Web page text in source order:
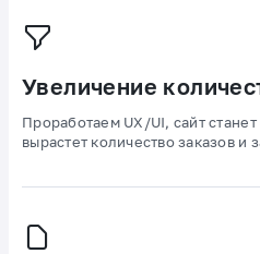
Увеличение
Проработаем UX/UI, сайт
вырастет количество заказов и